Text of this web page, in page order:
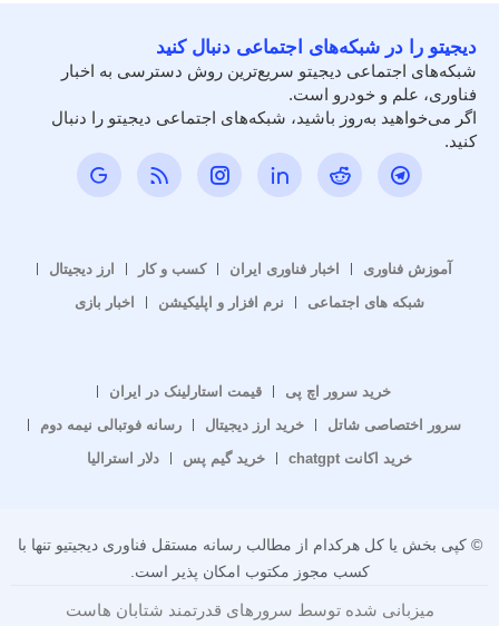
دیجیتو را در شبکه‌های اجتماعی دنبال کنید
شبکه‌های اجتماعی دیجیتو سریع‌ترین روش دسترسی به اخبار
فناوری، علم و خودرو است.
اگر می‌خواهید به‌روز باشید، شبکه‌های اجتماعی دیجیتو را دنبال
کنید.
آموزش فناوری اخبار فناوری ایران کسب و کار
ارز دیجیتال
شبکه های اجتماعی
نرم افزار و اپلیکیشن اخبار بازی
خرید سرور اچ پی
قیمت استارلینک در ایران
سرور اختصاصی شاتل
خرید ارز دیجیتال
رسانه فوتبالی نیمه دوم
خرید اکانت chatgpt
خرید گیم پس دلار استرالیا
© کپی بخش یا کل هرکدام از مطالب رسانه مستقل فناوری دیجیتیو تنها با
کسب مجوز مکتوب امکان پذیر است.
میزبانی شده توسط سرورهای قدرتمند شتابان هاست